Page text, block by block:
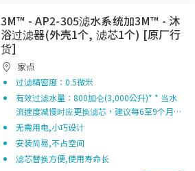
3M™ - AP2-305滤水系统加3M™ - 沐
浴过滤器(外壳1个, 滤芯1个) [原厂行
货]
家点
过滤精密度：0.5微米
有效过滤水量：800加仑(3,000公升)* * 当水
流速度减慢时应更换滤芯，建议每6至9个月…
无需用电,小巧设计
安装简易,不占空间
滤芯替换方便,使用寿命长